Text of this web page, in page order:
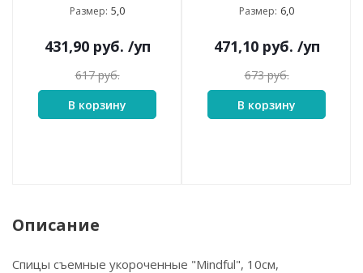
Размер: 5,0
431,90руб. /уп
617руб.
В корзину
Размер: 6,0
471,10руб. /уп
673руб.
В корзину
Описание
Спицы съемные укороченные "Mindful", 10см,